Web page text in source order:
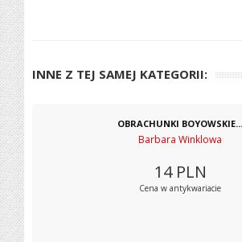
INNE Z TEJ SAMEJ KATEGORII:
OBRACHUNKI BOYOWSKIE...
Barbara Winklowa
14 PLN
Cena w antykwariacie